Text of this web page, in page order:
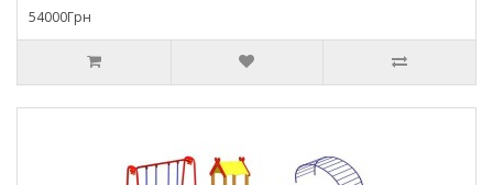
54000Грн